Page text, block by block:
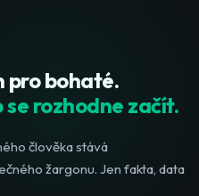
pro bohaté.
rozhodne začít.
člověka stává
žargonu. Jen fakta, data